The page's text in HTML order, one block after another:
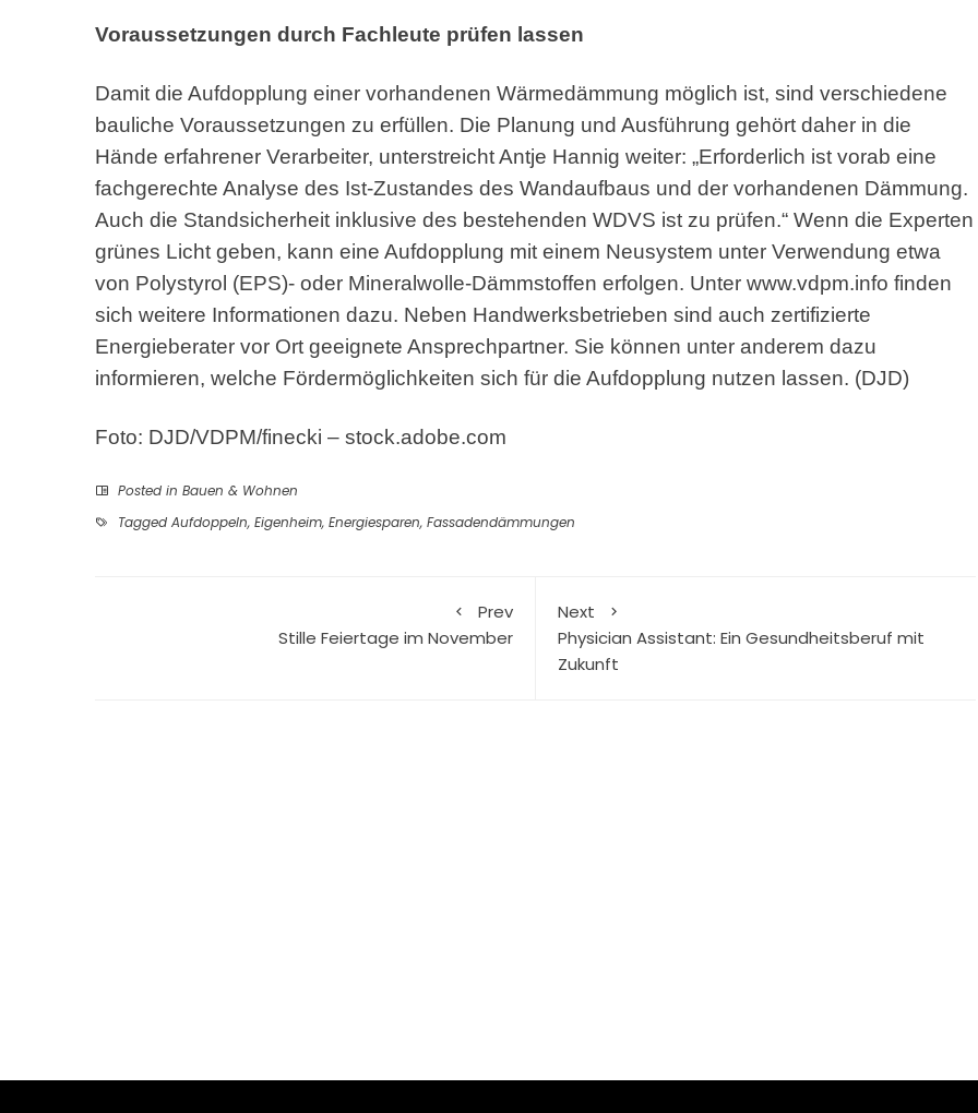
Voraussetzungen durch Fachleute prüfen lassen
Damit die Aufdopplung einer vorhandenen Wärmedämmung möglich ist, sind verschiedene
bauliche Voraussetzungen zu erfüllen. Die Planung und Ausführung gehört daher in die
Hände erfahrener Verarbeiter, unterstreicht Antje Hannig weiter: „Erforderlich ist vorab eine
fachgerechte Analyse des Ist-Zustandes des Wandaufbaus und der vorhandenen Dämmung.
Auch die Standsicherheit inklusive des bestehenden WDVS ist zu prüfen.“ Wenn die Experten
grünes Licht geben, kann eine Aufdopplung mit einem Neusystem unter Verwendung etwa
von Polystyrol (EPS)- oder Mineralwolle-Dämmstoffen erfolgen. Unter www.vdpm.info finden
sich weitere Informationen dazu. Neben Handwerksbetrieben sind auch zertifizierte
Energieberater vor Ort geeignete Ansprechpartner. Sie können unter anderem dazu
informieren, welche Fördermöglichkeiten sich für die Aufdopplung nutzen lassen. (DJD)
Foto: DJD/VDPM/finecki – stock.adobe.com
Posted in Bauen & Wohnen
Tagged Aufdoppeln, Eigenheim, Energiesparen, Fassadendämmungen
Prev
Stille Feiertage im November
Next
Physician Assistant: Ein Gesundheitsberuf mit
Zukunft